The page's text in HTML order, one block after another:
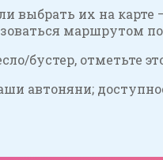
выбрать их на
маршрутом
бустер, отметьте
автоняни;